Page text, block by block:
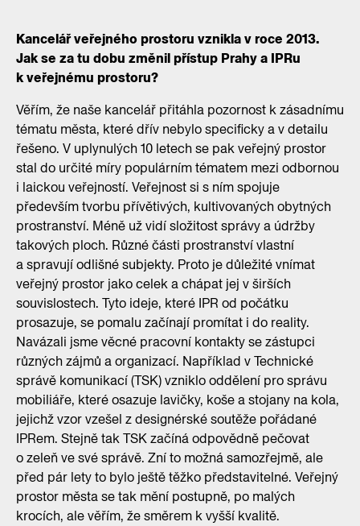
Kancelář veřejného prostoru vznikla v roce 2013.
Jak se za tu dobu změnil přístup Prahy a IPRu
k veřejnému prostoru?
Věřím, že naše kancelář přitáhla pozornost k zásadnímu
tématu města, které dřív nebylo specificky a v detailu
řešeno. V uplynulých 10 letech se pak veřejný prostor
stal do určité míry populárním tématem mezi odbornou
i laickou veřejností. Veřejnost si s ním spojuje
především tvorbu přívětivých, kultivovaných obytných
prostranství. Méně už vidí složitost správy a údržby
takových ploch. Různé části prostranství vlastní
a spravují odlišné subjekty. Proto je důležité vnímat
veřejný prostor jako celek a chápat jej v širších
souvislostech. Tyto ideje, které IPR od počátku
prosazuje, se pomalu začínají promítat i do reality.
Navázali jsme věcné pracovní kontakty se zástupci
různých zájmů a organizací. Například v Technické
správě komunikací (TSK) vzniklo oddělení pro správu
mobiliáře, které osazuje lavičky, koše a stojany na kola,
jejichž vzor vzešel z designérské soutěže pořádané
IPRem. Stejně tak TSK začíná odpovědně pečovat
o zeleň ve své správě. Zní to možná samozřejmě, ale
před pár lety to bylo ještě těžko představitelné. Veřejný
prostor města se tak mění postupně, po malých
krocích, ale věřím, že směrem k vyšší kvalitě.